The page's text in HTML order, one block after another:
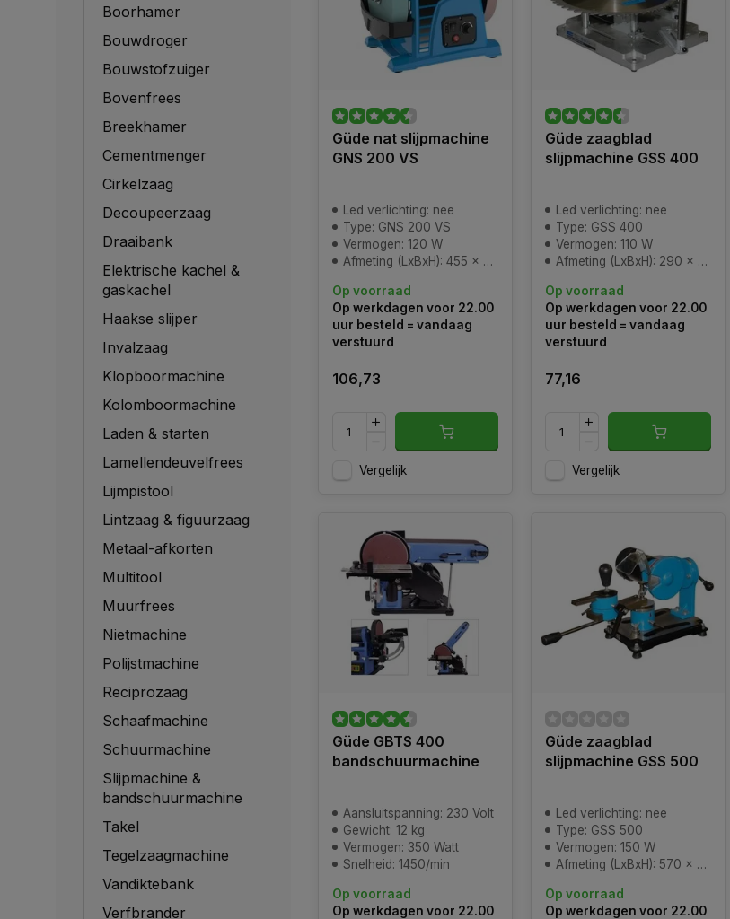
Boorhamer
Bouwdroger
Bouwstofzuiger
Bovenfrees
Breekhamer
Cementmenger
Cirkelzaag
Decoupeerzaag
Draaibank
Elektrische kachel &
gaskachel
Haakse slijper
Invalzaag
Klopboormachine
Kolomboormachine
Laden & starten
Lamellendeuvelfrees
Lijmpistool
Lintzaag & figuurzaag
Metaal-afkorten
Multitool
Muurfrees
Nietmachine
Polijstmachine
Reciprozaag
Schaafmachine
Schuurmachine
Slijpmachine &
bandschuurmachine
Takel
Tegelzaagmachine
Vandiktebank
Verfbrander
Güde nat slijpmachine
GNS 200 VS
Led verlichting: nee
Type: GNS 200 VS
Vermogen: 120 W
Afmeting (LxBxH): 455 x 280 x 370 mm
Op voorraad
Op werkdagen voor 22.00
uur besteld = vandaag
verstuurd
106,73
Vergelijk
Güde zaagblad
slijpmachine GSS 400
Led verlichting: nee
Type: GSS 400
Vermogen: 110 W
Afmeting (LxBxH): 290 x 230 x 230 mm
Op voorraad
Op werkdagen voor 22.00
uur besteld = vandaag
verstuurd
77,16
Vergelijk
Güde GBTS 400
bandschuurmachine
Aansluitspanning: 230 Volt
Gewicht: 12 kg
Vermogen: 350 Watt
Snelheid: 1450/min
Op voorraad
Op werkdagen voor 22.00
Güde zaagblad
slijpmachine GSS 500
Led verlichting: nee
Type: GSS 500
Vermogen: 150 W
Afmeting (LxBxH): 570 x 380 x 300 mm
Op voorraad
Op werkdagen voor 22.00